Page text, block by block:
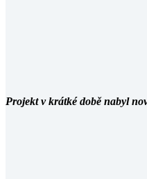
Projekt v krátké době nabyl